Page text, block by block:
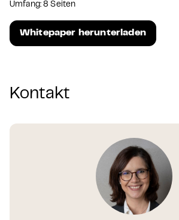
Umfang: 8 Seiten
Whitepaper herunterladen
Kontakt